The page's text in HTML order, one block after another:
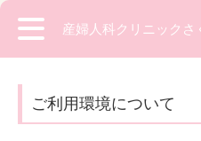
産婦人科クリニックさ
ご利用環境について